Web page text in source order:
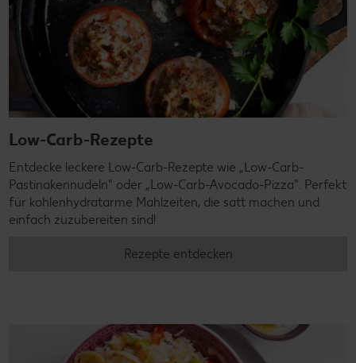
Low-Carb-Rezepte
Entdecke leckere Low-Carb-Rezepte wie „Low-Carb-
Pastinakennudeln" oder „Low-Carb-Avocado-Pizza". Perfekt
für kohlenhydratarme Mahlzeiten, die satt machen und
einfach zuzubereiten sind!
Rezepte entdecken